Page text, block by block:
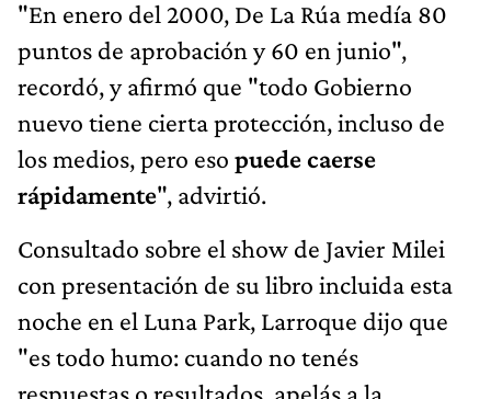
"En enero del 2000, De La Rúa medía 80
puntos de aprobación y 60 en junio",
recordó, y afirmó que "todo Gobierno
nuevo tiene cierta protección, incluso de
los medios, pero eso puede caerse
rápidamente", advirtió.
Consultado sobre el show de Javier Milei
con presentación de su libro incluida esta
noche en el Luna Park, Larroque dijo que
"es todo humo: cuando no tenés
respuestas o resultados, apelás a la